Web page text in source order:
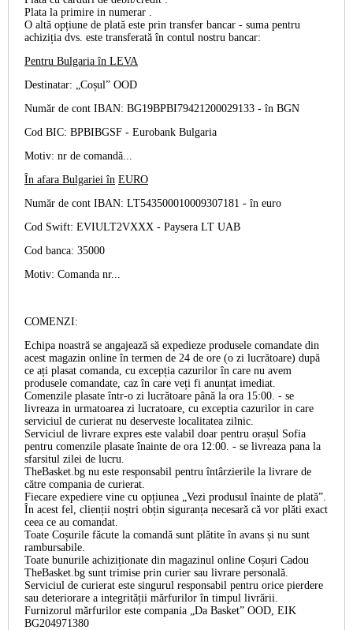
Plata la primire in numerar
O altă opțiune de plată este prin transfer bancar - suma pentru
achiziția dvs. este transferată în contul nostru bancar:
Pentru Bulgaria în LEVA
Destinatar: „Coșul” OOD
Număr de cont IBAN: BG19BPBI79421200029133 -în BGN
Cod BIC: BPBIBGSF - Eurobank Bulgaria
Motiv: nr de comandă...
În afara Bulgariei în EURO
Număr de cont IBAN: LT543500010009307181 -în euro
Cod Swift: EVIULT2VXXX - Paysera LT UAB
Cod banca: 35000
Motiv: Comanda nr...
COMENZI:
Echipa noastră se angajează să expedieze produsele comandate din
acest magazin online în termen de 24 de ore (o zi lucrătoare) după
ce ați plasat comanda, cu excepția cazurilor în care nu avem
produsele comandate, caz în care veți fi anunțat imediat.
Comenzile plasate într-o zi lucrătoare până la ora 15:00. - se
livreaza in urmatoarea zi lucratoare, cu exceptia cazurilor in care
serviciul de curierat nu deserveste localitatea zilnic.
Serviciul de livrare expres este valabil doar pentru orașul Sofia
pentru comenzile plasate înainte de ora 12:00. - se livreaza pana la
sfarsitul zilei de lucru.
TheBasket.bg nu este responsabil pentru întârzierile la livrare de
către compania de curierat.
Fiecare expediere vine cu opțiunea „Vezi produsul înainte de plată”.
În acest fel, clienții noștri obțin siguranța necesară că vor plăti exact
ceea ce au comandat.
Toate Coșurile făcute la comandă sunt plătite în avans și nu sunt
rambursabile.
Toate bunurile achiziționate din magazinul online Coșuri Cadou
TheBasket.bg sunt trimise prin curier sau livrare personală.
Serviciul de curierat este singurul responsabil pentru orice pierdere
sau deteriorare a integrității mărfurilor în timpul livrării.
Furnizorul mărfurilor este compania „Da Basket” OOD, EIK
BG204971380